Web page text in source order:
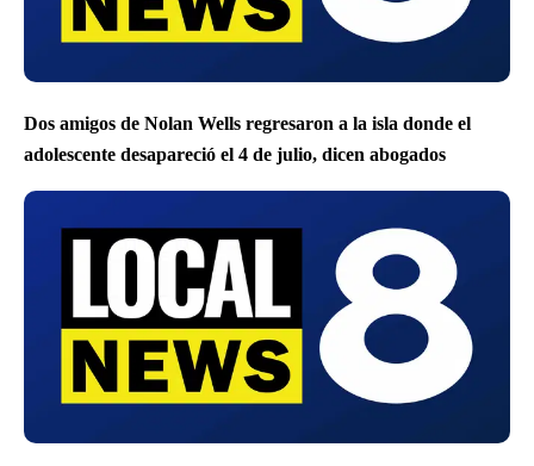
Dos amigos de Nolan Wells regresaron a la isla donde el
adolescente desapareció el 4 de julio, dicen abogados